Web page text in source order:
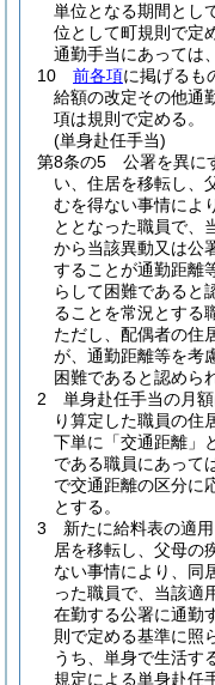
単位となる期間とし
位として町規則で定
通勤手当にあっては
10
前各項に掲げるも
給額の改定その他通
項は規則で定める。
(単身赴任手当)
第8条の5
公署を異に
い、住居を移転し、
むを得ない事情によ
ととなった職員で、
から当該異動又は公
することが通勤距離
らして困難であると
ることを常況とする
ただし、配偶者の住
が、通勤距離等を考
困難であると認めら
2
単身赴任手当の月
り算定した職員の住
下単に「交通距離」
である職員にあって
で交通距離の区分に
とする。
3
新たに給料表の適
居を移転し、父母の
ない事情により、同
った職員で、当該適
在勤する公署に通勤
則で定める基準に照
うち、単身で生活す
規定による単身赴任